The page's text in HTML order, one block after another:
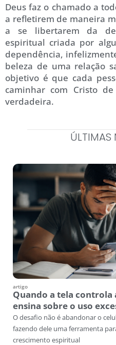
Deus faz o chamado a
a refletirem de maneira
a se libertarem da
espiritual criada por
dependência,
beleza de uma relação
objetivo é que cada
caminhar com Cristo
verdadeira.
ÚLTIMAS
artigo
Quando a tela controla
ensina sobre o uso
O desafio não é abandonar o
fazendo dele uma ferramenta
crescimento espiritual